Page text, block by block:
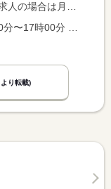
は時間額を表示しています。
り転載)